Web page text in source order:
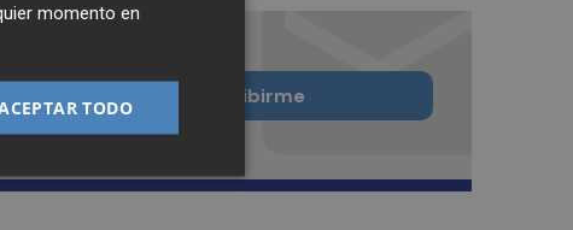
Quiero suscribirme
momento en
TODO